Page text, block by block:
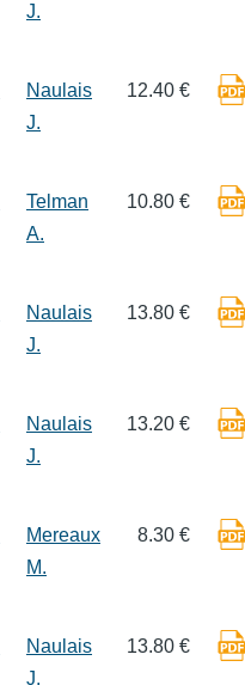
J.
Naulais
J.
12.40 €
Telman
A.
10.80 €
Naulais
J.
13.80 €
Naulais
J.
13.20 €
Mereaux
M.
8.30 €
Naulais
J.
13.80 €